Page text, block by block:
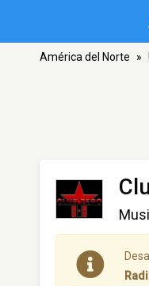
América del Norte »